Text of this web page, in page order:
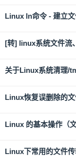
Linux ln命令 - 建立
[转] linux系统文件流
关于Linux系统清理/
Linux恢复误删除的文
Linux 的基本操作（
Linux下常用的文件